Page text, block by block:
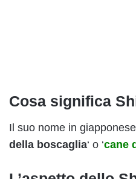
Cosa significa
Il suo nome in
della boscaglia‘ o ‘cane